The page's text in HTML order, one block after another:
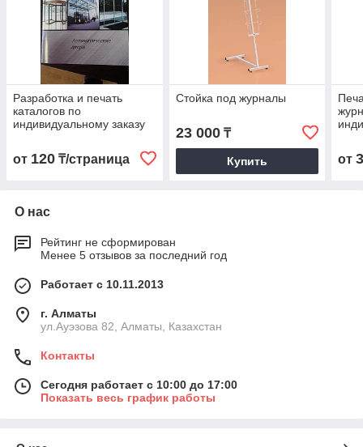
Разработка и печать
каталогов по
индивидуальному заказу
от 120 ₸/страница
Стойка под журналы
23 000₸
Купить от
О нас
Рейтинг не сформирован
Менее 5 отзывов за последний год
Работает с 10.11.2013
г. Алматы
ул.Ауэзова 82, Алматы, Казахстан
Контакты
Сегодня работает с 10:00 до 17:00
Показать весь график работы